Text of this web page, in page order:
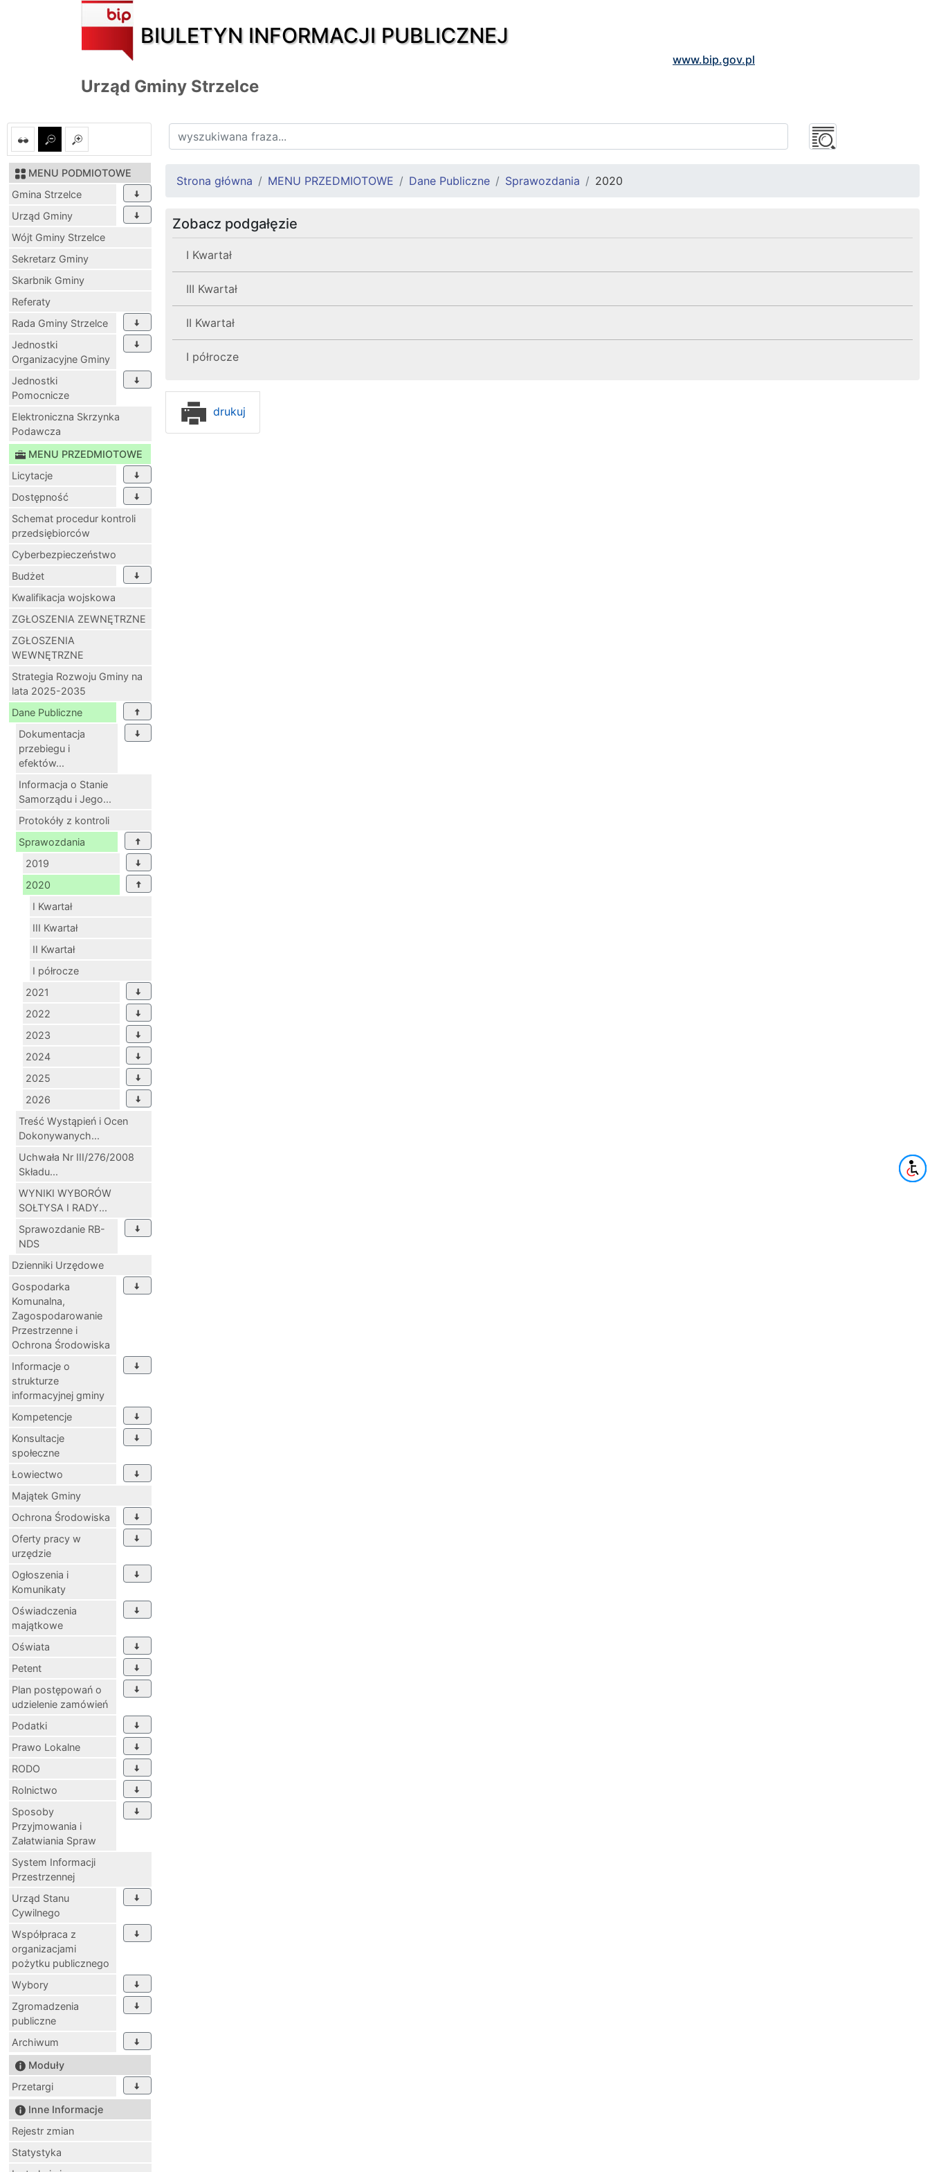
BIULETYN INFORMACJI PUBLICZNEJ
www.bip.gov.pl
Urząd Gminy Strzelce
MENU PODMIOTOWE
Gmina Strzelce
Urząd Gminy
Wójt Gminy Strzelce
Sekretarz Gminy
Skarbnik Gminy
Referaty
Rada Gminy Strzelce
Jednostki
Organizacyjne Gminy
Jednostki
Pomocnicze
Elektroniczna Skrzynka
Podawcza
MENU PRZEDMIOTOWE
Licytacje
Dostępność
Schemat procedur kontroli
przedsiębiorców
Cyberbezpieczeństwo
Budżet
Kwalifikacja wojskowa
ZGŁOSZENIA ZEWNĘTRZNE
ZGŁOSZENIA
WEWNĘTRZNE
Strategia Rozwoju Gminy na
lata 2025-2035
Dane Publiczne
Dokumentacja
przebiegu i
efektów...
Informacja o Stanie
Samorządu i Jego...
Protokóły z kontroli
Sprawozdania
2019
2020
I Kwartał
III Kwartał
II Kwartał
I półrocze
2021
2022
2023
2024
2025
2026
Treść Wystąpień i Ocen
Dokonywanych...
Uchwała Nr III/276/2008
Składu...
WYNIKI WYBORÓW
SOŁTYSA I RADY...
Sprawozdanie RB-
NDS
Dzienniki Urzędowe
Gospodarka
Komunalna,
Zagospodarowanie
Przestrzenne i
Ochrona Środowiska
Informacje o
strukturze
informacyjnej gminy
Kompetencje
Konsultacje
społeczne
Łowiectwo
Majątek Gminy
Ochrona Środowiska
Oferty pracy w
urzędzie
Ogłoszenia i
Komunikaty
Oświadczenia
majątkowe
Oświata
Petent
Plan postępowań o
udzielenie zamówień
Podatki
Prawo Lokalne
RODO
Rolnictwo
Sposoby
Przyjmowania i
Załatwiania Spraw
System Informacji
Przestrzennej
Urząd Stanu
Cywilnego
Współpraca z
organizacjami
pożytku publicznego
Wybory
Zgromadzenia
publiczne
Archiwum
Moduły
Przetargi
Inne Informacje
Rejestr zmian
Statystyka
Strona główna MENU PRZEDMIOTOWE Dane Publiczne Sprawozdania 2020
Zobacz podgałęzie
I Kwartał
III Kwartał
II Kwartał
I półrocze
drukuj